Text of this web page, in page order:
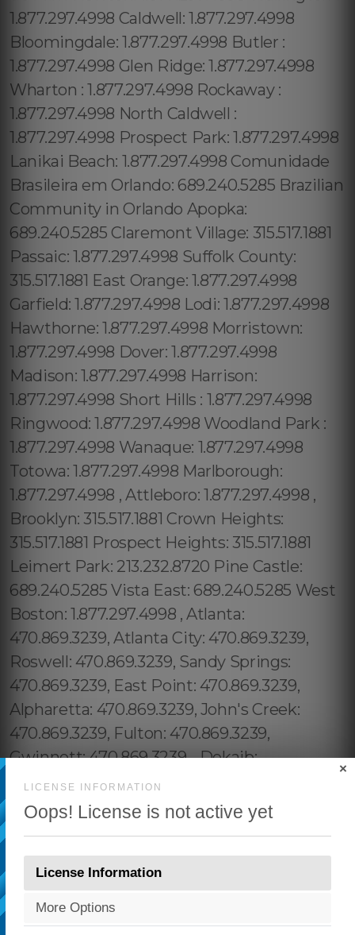
LICENSE INFORMATION
Oops! License is not active yet
×
License Information
More Options